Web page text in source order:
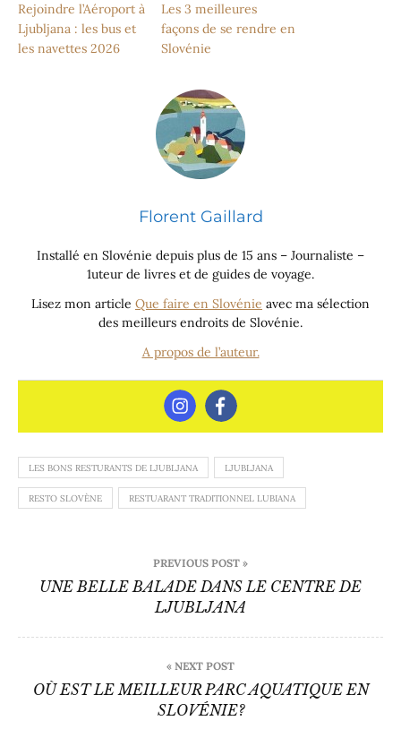
Rejoindre l’Aéroport à
Ljubljana : les bus et
les navettes 2026
Les 3 meilleures
façons de se rendre en
Slovénie
Florent Gaillard
Installé en Slovénie depuis plus de 15 ans – Journaliste –
1uteur de livres et de guides de voyage.
Lisez mon article Que faire en Slovénie avec ma sélection
des meilleurs endroits de Slovénie.
A propos de l’auteur.
LES BONS RESTURANTS DE LJUBLJANA LJUBLJANA
RESTO SLOVÈNE RESTUARANT TRADITIONNEL LUBIANA
de
PREVIOUS POST »
UNE BELLE BALADE DANS LE CENTRE DE
LJUBLJANA
« NEXT POST
OÙ EST LE MEILLEUR PARC AQUATIQUE EN
SLOVÉNIE?